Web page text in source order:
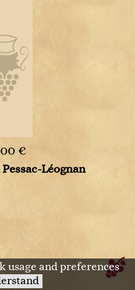
usage and preferences
€
Léognan